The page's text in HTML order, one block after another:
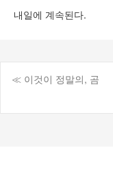
내일에 계속된다.
게
≪ 이것이 정말의, 곰